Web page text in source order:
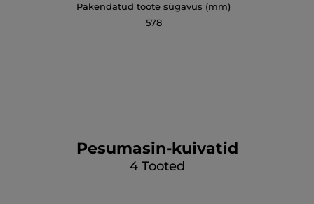
Pakendatud toote sügavus (mm)
578
Pesumasin-kuivatid
4 Tooted